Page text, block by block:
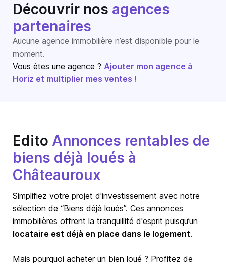
Découvrir nos agences
partenaires
Aucune agence immobilière n’est disponible pour le
moment.
Vous êtes une agence ? Ajouter mon agence à
Horiz et multiplier mes ventes !
Edito Annonces rentables de
biens déjà loués à
Châteauroux
Simplifiez votre projet d'investissement avec notre
sélection de “Biens déjà loués”. Ces annonces
immobilières offrent la tranquillité d'esprit puisqu’un
locataire est déjà en place dans le logement.
Mais pourquoi acheter un bien loué ? Profitez de